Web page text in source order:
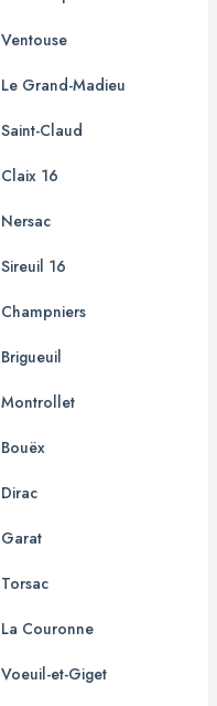
Ventouse
Le Grand-Madieu
Saint-Claud
Claix 16
Nersac
Sireuil 16
Champniers
Brigueuil
Montrollet
Bouëx
Dirac
Garat
Torsac
La Couronne
Voeuil-et-Giget